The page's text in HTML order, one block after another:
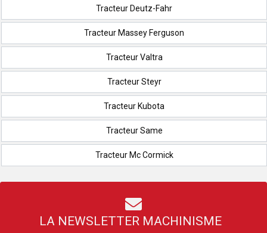
Tracteur Deutz-Fahr
Tracteur Massey Ferguson
Tracteur Valtra
Tracteur Steyr
Tracteur Kubota
Tracteur Same
Tracteur Mc Cormick
LA NEWSLETTER MACHINISME